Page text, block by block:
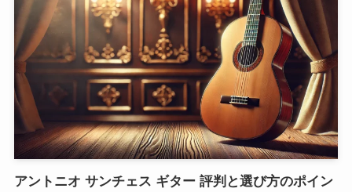
アントニオ サンチェス ギター 評判と選び方のポイン